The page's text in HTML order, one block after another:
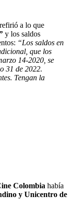
a lo que
y los saldos
“Los saldos en
que los
14-2020, se
31 de 2022.
Tengan la
Colombia había
y Unicentro de